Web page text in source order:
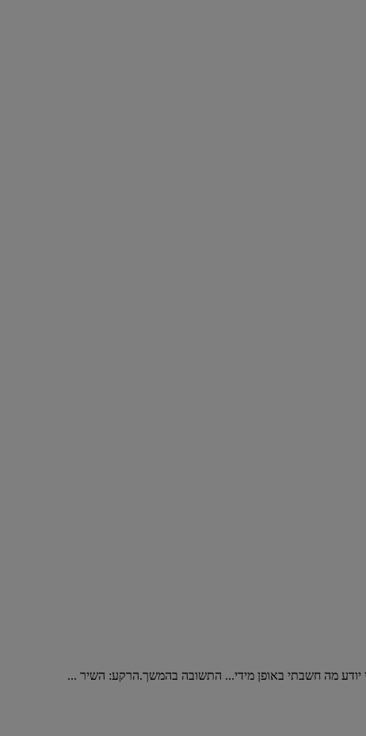
מה חשבתי באופן מידי... התשובה בהמשך.הרקע: השיר ...